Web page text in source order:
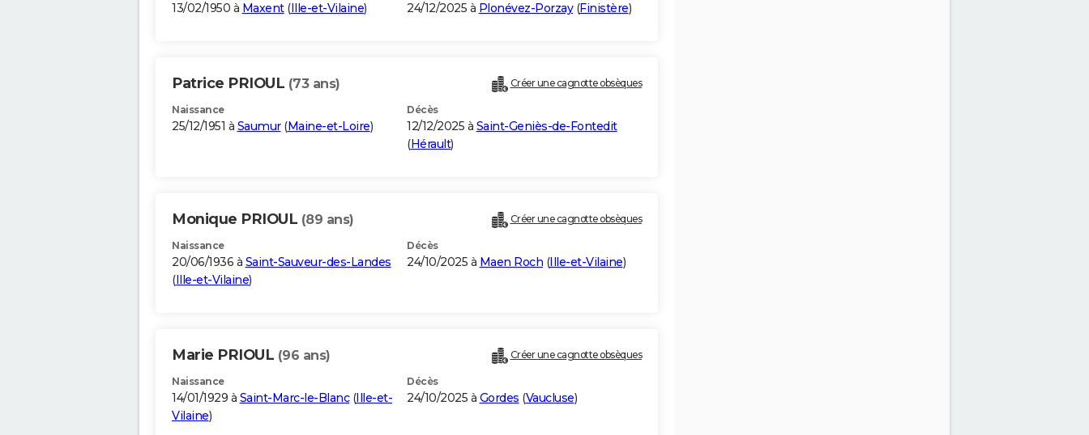
13/02/1950 à Maxent(Ille-et-Vilaine) 24/12/2025 à Plonévez-Porzay(Finistère)
Patrice PRIOUL (73 ans) Créer une cagnotte obsèques
Naissance
25/12/1951 à Saumur(Maine-et-Loire)
Décès
12/12/2025 à Saint-Geniès-de-Fontedit
(Hérault)
Monique PRIOUL (89 ans) Créer une cagnotte obsèques
Naissance
20/06/1936 à Saint-Sauveur-des-Landes
(Ille-et-Vilaine)
Décès
24/10/2025 à Maen Roch (Ille-et-Vilaine)
Marie PRIOUL (96 ans) Créer une cagnotte obsèques
Naissance
14/01/1929 à Saint-Marc-le-Blanc(Ille-et-
Vilaine)
Décès
24/10/2025 à Gordes (Vaucluse)